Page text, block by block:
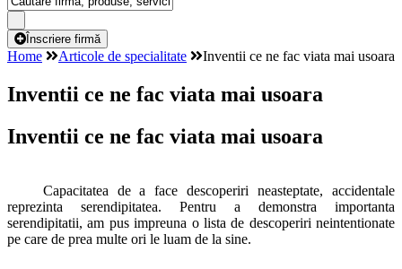
Înscriere firmă
Home Articole de specialitate Inventii ce ne fac viata mai usoara
Inventii ce ne fac viata mai usoara
Inventii ce ne fac viata mai usoara
Capacitatea de a face descoperiri neasteptate, accidentale
reprezinta serendipitatea. Pentru a demonstra importanta
serendipitatii, am pus impreuna o lista de descoperiri neintentionate
pe care de prea multe ori le luam de la sine.